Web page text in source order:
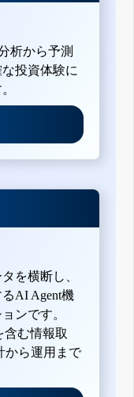
析から予測
投資体験に
を横断し、
AI Agent機
ンです。
含む情報取
から運用まで